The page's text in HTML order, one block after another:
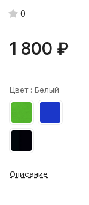
0
1 800 ₽
Цвет : Белый
Описание